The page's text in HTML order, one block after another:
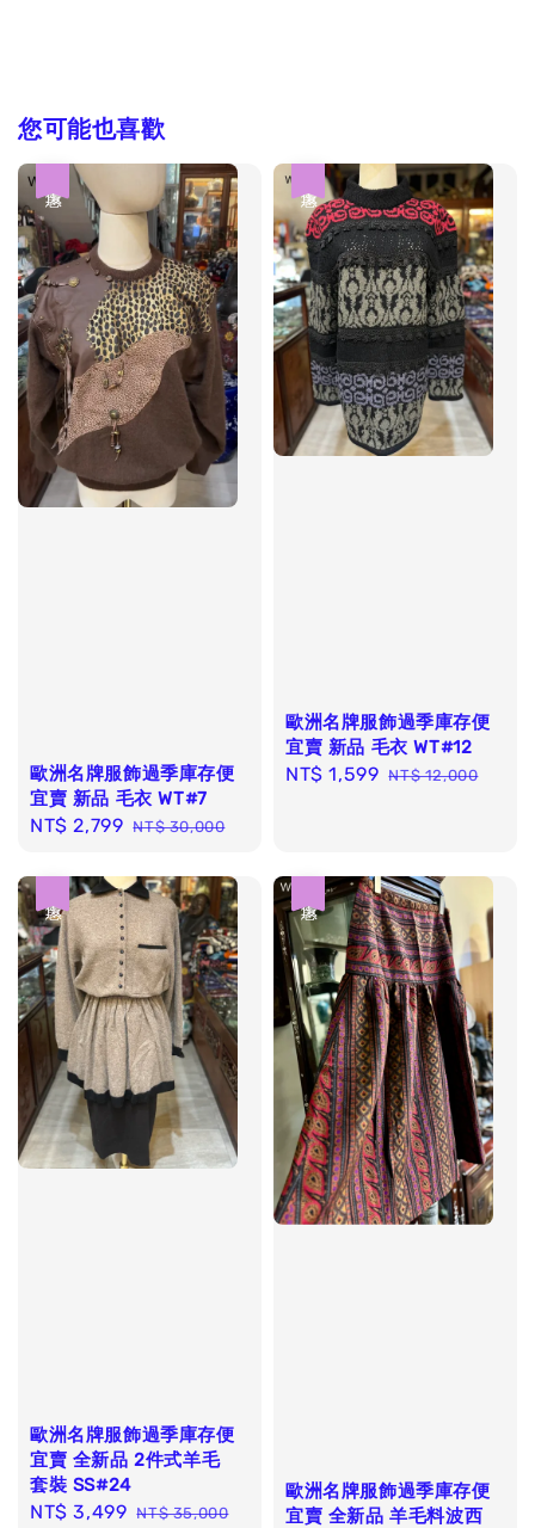
您可能也喜歡
歐洲名牌服飾過季庫存便
宜賣 新品 毛衣 WT#7
Sale
NT$ 2,799 Regular
NT$ 30,000
歐洲名牌服飾過季庫存便
宜賣 新品 毛衣 WT#12
Sale
NT$ 1,599 Regular
NT$ 12,000
歐洲名牌服飾過季庫存便
宜賣 全新品 2件式羊毛
套裝 SS#24
Sale
NT$ 3,499 Regular
NT$ 35,000
歐洲名牌服飾過季庫存便
宜賣 全新品 羊毛料波西